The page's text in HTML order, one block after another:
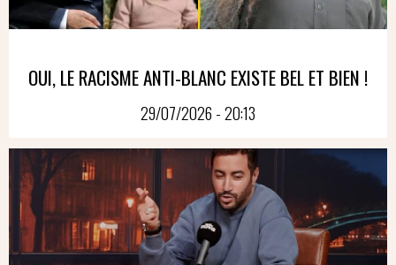
OUI, LE RACISME ANTI-BLANC EXISTE BEL ET BIEN !
29/07/2026 - 20:13